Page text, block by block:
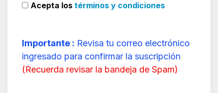
Acepta los términos y condiciones
Importante : Revisa tu correo electrónico
ingresado para confirmar la suscripción
(Recuerda revisar la bandeja de Spam)